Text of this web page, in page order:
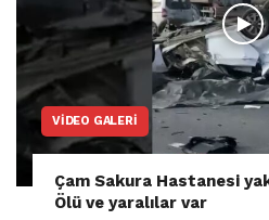
VIDEO GALERI
Çam Sakura Hastanesi
Ölü ve yaralılar var